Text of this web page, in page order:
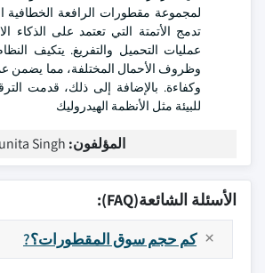
لمجموعة مقطورات الرافعة الخطافية
تدمج الأتمتة التي تعتمد على الذكاء
عمليات التحميل والتفريغ. يتكيف
وظروف الأحمال المختلفة، مما يضمن
وكفاءة. بالإضافة إلى ذلك، قدمت
للبيئة مثل الأنظمة الهيدروليك
المؤلفون: Singh
الأسئلة الشائعة(FAQ):
كم حجم سوق المقطورات؟?